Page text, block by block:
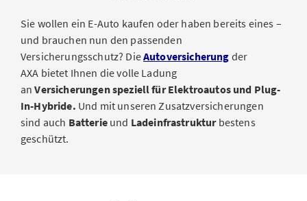
Sie wollen ein E-Auto kaufen oder haben bereits eines –
und brauchen nun den passenden
Versicherungsschutz? DieAutoversicherung der
AXA bietet Ihnen die volle Ladung
anVersicherungen speziell für Elektroautos und Plug-
In-Hybride. Und mit unseren Zusatzversicherungen
sind auch Batterie und Ladeinfrastruktur bestens
geschützt.